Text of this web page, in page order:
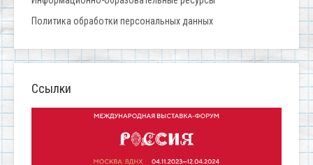
Политика обработки персональных данных
Ссылки